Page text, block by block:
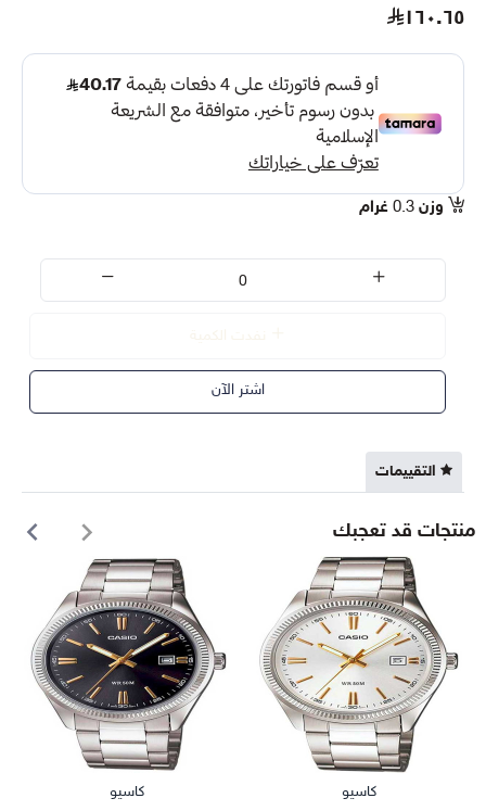
١٦٠.٦٥
وزن 0.3 غرام
اشتر الآن
التقييمات
منتجات قد تعجبك
كاسيو كاسيو